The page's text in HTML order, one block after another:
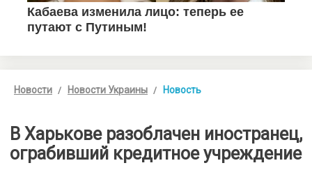
Новости Новости Украины Новость
В Харькове разоблачен иностранец,
ограбивший кредитное учреждение